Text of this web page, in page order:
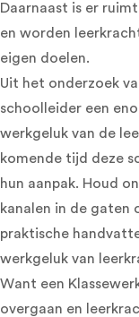
Daarnaast is er
en worden
eigen doelen.
Uit het onderzoek
schoolleider een
werkgeluk van de
komende tijd deze
hun aanpak. Houd
kanalen in de
praktische
werkgeluk van
Want een
overgaan en